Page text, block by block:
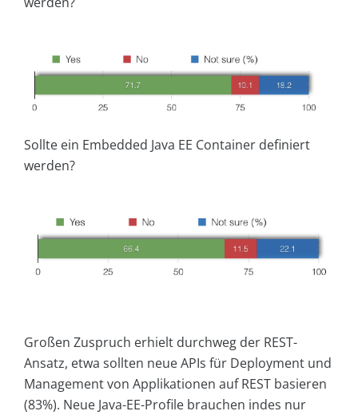
Sollte ein Embedded Java EE Container definiert
werden?
Großen Zuspruch erhielt durchweg der REST-
Ansatz, etwa sollten neue APIs für Deployment und
Management von Applikationen auf REST basieren
(83%). Neue Java-EE-Profile brauchen indes nur